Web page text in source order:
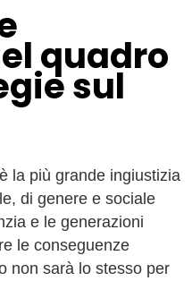
quadro
sul
la più grande ingiustizia
di genere e sociale
e le generazioni
le conseguenze
non sarà lo stesso per